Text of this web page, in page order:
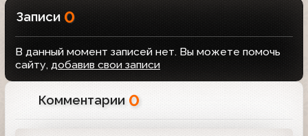
Записи 0
В данный момент записей нет. Вы можете помочь
сайту, добавив свои записи
Комментарии 0